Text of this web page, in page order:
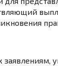
заявлениям,